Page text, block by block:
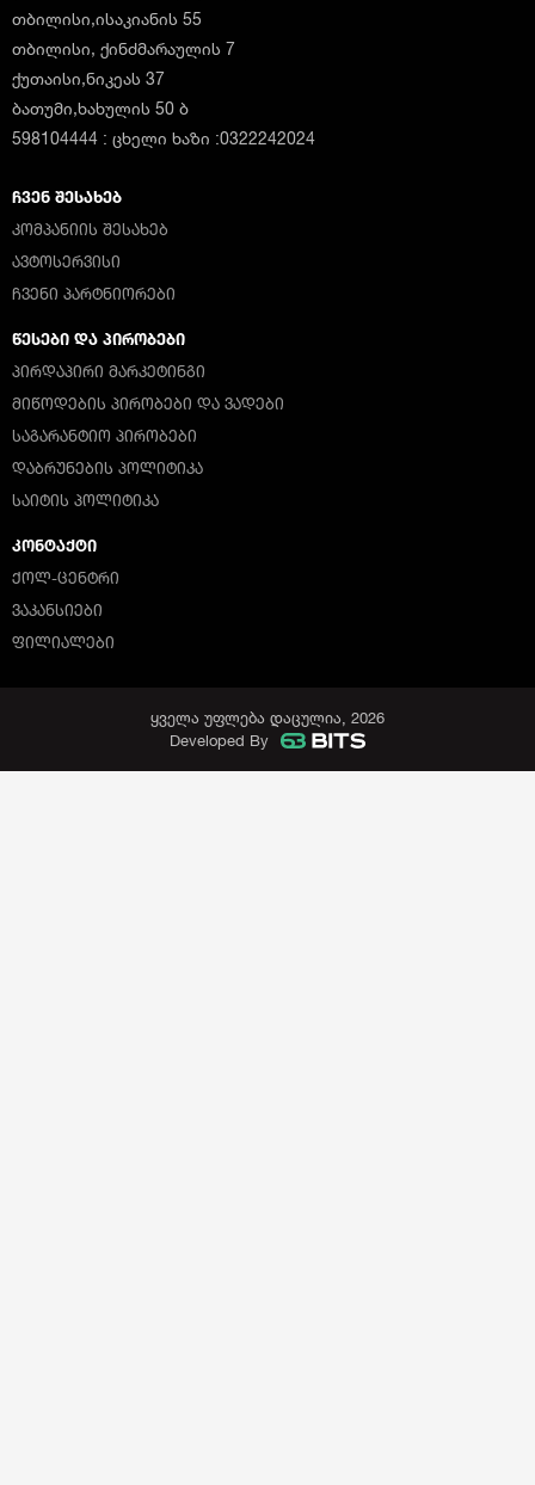
თბილისი,ისაკიანის 55
თბილისი, ქინძმარაულის 7
ქუთაისი,ნიკეას 37
ბათუმი,ხახულის 50 ბ
598104444 : ცხელი ხაზი :0322242024
ᲩᲕᲔᲜ ᲨᲔᲡᲐᲮᲔᲑ
ᲙᲝᲛᲞᲐᲜᲘᲘᲡ ᲨᲔᲡᲐᲮᲔᲑ
ᲐᲕᲢᲝᲡᲔᲠᲕᲘᲡᲘ
ᲩᲕᲔᲜᲘ ᲞᲐᲠᲢᲜᲘᲝᲠᲔᲑᲘ
ᲬᲔᲡᲔᲑᲘ ᲓᲐ ᲞᲘᲠᲝᲑᲔᲑᲘ
ᲞᲘᲠᲓᲐᲞᲘᲠᲘ ᲛᲐᲠᲙᲔᲢᲘᲜᲒᲘ
ᲛᲘᲬᲝᲓᲔᲑᲘᲡ ᲞᲘᲠᲝᲑᲔᲑᲘ ᲓᲐ ᲕᲐᲓᲔᲑᲘ
ᲡᲐᲒᲐᲠᲐᲜᲢᲘᲝ ᲞᲘᲠᲝᲑᲔᲑᲘ
ᲓᲐᲑᲠᲣᲜᲔᲑᲘᲡ ᲞᲝᲚᲘᲢᲘᲙᲐ
ᲡᲐᲘᲢᲘᲡ ᲞᲝᲚᲘᲢᲘᲙᲐ
ᲙᲝᲜᲢᲐᲥᲢᲘ
ᲥᲝᲚ-ᲪᲔᲜᲢᲠᲘ
ᲕᲐᲙᲐᲜᲡᲘᲔᲑᲘ
ᲤᲘᲚᲘᲐᲚᲔᲑᲘ
ყველა უფლება დაცულია, 2026
Developed By